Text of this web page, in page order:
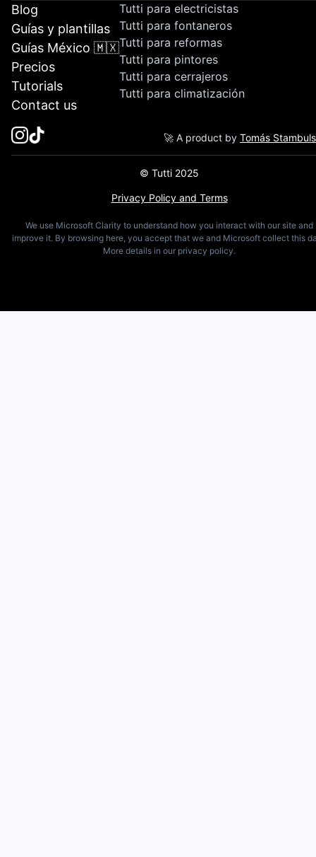
Blog
Guías y plantillas
Guías México 🇲🇽
Precios
Tutorials
Contact us
Tutti para electricistas
Tutti para fontaneros
Tutti para reformas
Tutti para pintores
Tutti para cerrajeros
Tutti para climatización
🚀 A product by Tomás
© Tutti 2025
Privacy Policy and Terms
We use Microsoft Clarity to understand how you interact with our site and
improve it. By browsing here, you accept that we and Microsoft collect this
More details in our privacy policy.